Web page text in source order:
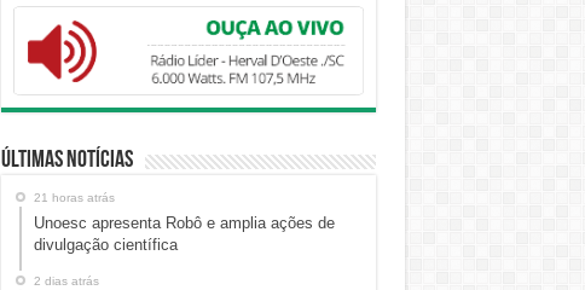
Últimas Notícias
21 horas atrás
Unoesc apresenta Robô e amplia ações de
divulgação científica
2 dias atrás